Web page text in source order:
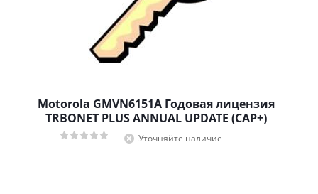
Motorola GMVN6151A Годовая лицензия
TRBONET PLUS ANNUAL UPDATE (CAP+)
Уточняйте наличие